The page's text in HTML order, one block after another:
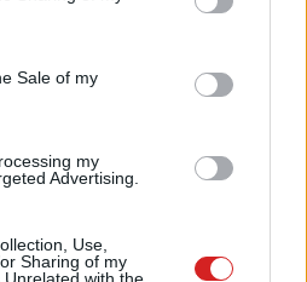
and its third-party tags to
purposes in below Google
Sale of my
my
Advertising.
Use,
Sharing of my
with the
14 tíz legfontosabb
2023.05.02 06:01